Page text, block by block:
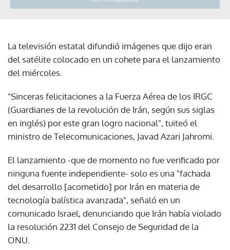
La televisión estatal difundió imágenes que dijo eran
del satélite colocado en un cohete para el lanzamiento
del miércoles.
"Sinceras felicitaciones a la Fuerza Aérea de los IRGC
(Guardianes de la revolución de Irán, según sus siglas
en inglés) por este gran logro nacional", tuiteó el
ministro de Telecomunicaciones, Javad Azari Jahromi.
El lanzamiento -que de momento no fue verificado por
ninguna fuente independiente- solo es una "fachada
del desarrollo [acometido] por Irán en materia de
tecnología balística avanzada", señaló en un
comunicado Israel, denunciando que Irán había violado
la resolución 2231 del Consejo de Seguridad de la
ONU.